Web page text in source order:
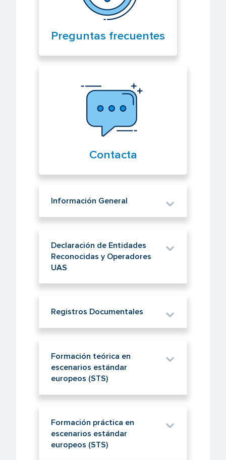
Preguntas frecuentes
Contacta
Información General
Declaración de Entidades
Reconocidas y Operadores
UAS
Registros Documentales
Formación teórica en
escenarios estándar
europeos (STS)
Formación práctica en
escenarios estándar
europeos (STS)